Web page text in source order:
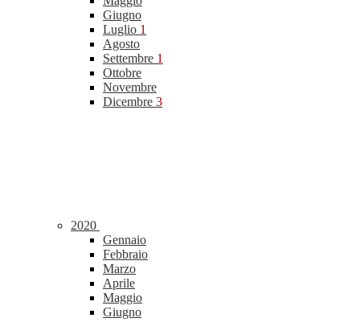
Giugno
Luglio 1
Agosto
Settembre 1
Ottobre
Novembre
Dicembre 3
2020
Gennaio
Febbraio
Marzo
Aprile
Maggio
Giugno